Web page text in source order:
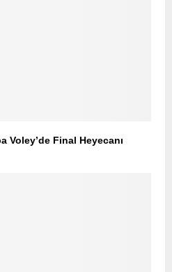
Voley’de Final Heyecanı